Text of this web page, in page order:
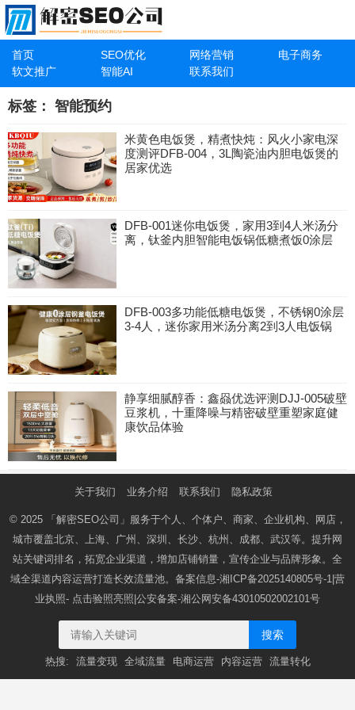
首页 SEO优化 网络营销
电子商务
软文推广
智能AI 联系我们
标签： 智能预约
米黄色电饭煲，精煮快炖：风火小家电深
度测评DFB-004，3L陶瓷油内胆电饭煲的
居家优选
DFB-001迷你电饭煲，家用3到4人米汤分
离，钛釜内胆智能电饭锅低糖煮饭0涂层
DFB-003多功能低糖电饭煲，不锈钢0涂层
3-4人，迷你家用米汤分离2到3人电饭锅
静享细腻醇香：鑫赑优选评测DJJ-005破壁
豆浆机，十重降噪与精密破壁重塑家庭健
康饮品体验
关于我们 业务介绍 联系我们 隐私政策
© 2025 「解密SEO公司」 服务于个人、个体户、商家、企业机构、网店，
城市覆盖北京、上海、广州、深圳、长沙、杭州、成都、武汉等。提升网
站关键词排名，拓宽企业渠道，增加店铺销量，宣传企业与品牌形象。全
域全渠道内容运营打造长效流量池。备案信息-湘ICP备2025140805号-1 |营
业执照- 点击验照亮照|公安备案-湘公网安备43010502002101号
搜索
热搜: 流量变现 全域流量 电商运营 内容运营 流量转化